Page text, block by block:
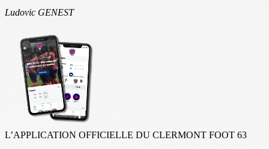
Ludovic GENEST
L’APPLICATION OFFICIELLE DU CLERMONT FOOT 63